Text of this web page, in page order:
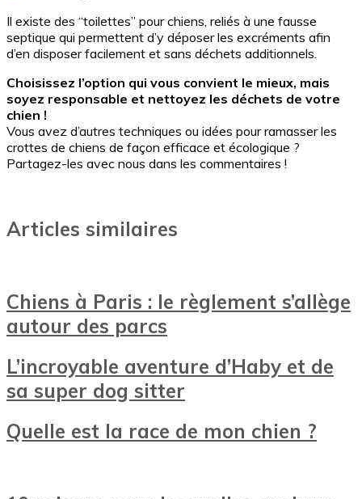
Il existe des “toilettes” pour chiens, reliés à une fausse
septique qui permettent d’y déposer les excréments afin
d’en disposer facilement et sans déchets additionnels.
Choisissez l’option qui vous convient le mieux, mais
soyez responsable et nettoyez les déchets de votre
chien !
Vous avez d’autres techniques ou idées pour ramasser les
crottes de chiens de façon efficace et écologique ?
Partagez-les avec nous dans les commentaires !
Articles similaires
Chiens à Paris : le règlement s’allège
autour des parcs
L’incroyable aventure d’Haby et de
sa super dog sitter
Quelle est la race de mon chien ?